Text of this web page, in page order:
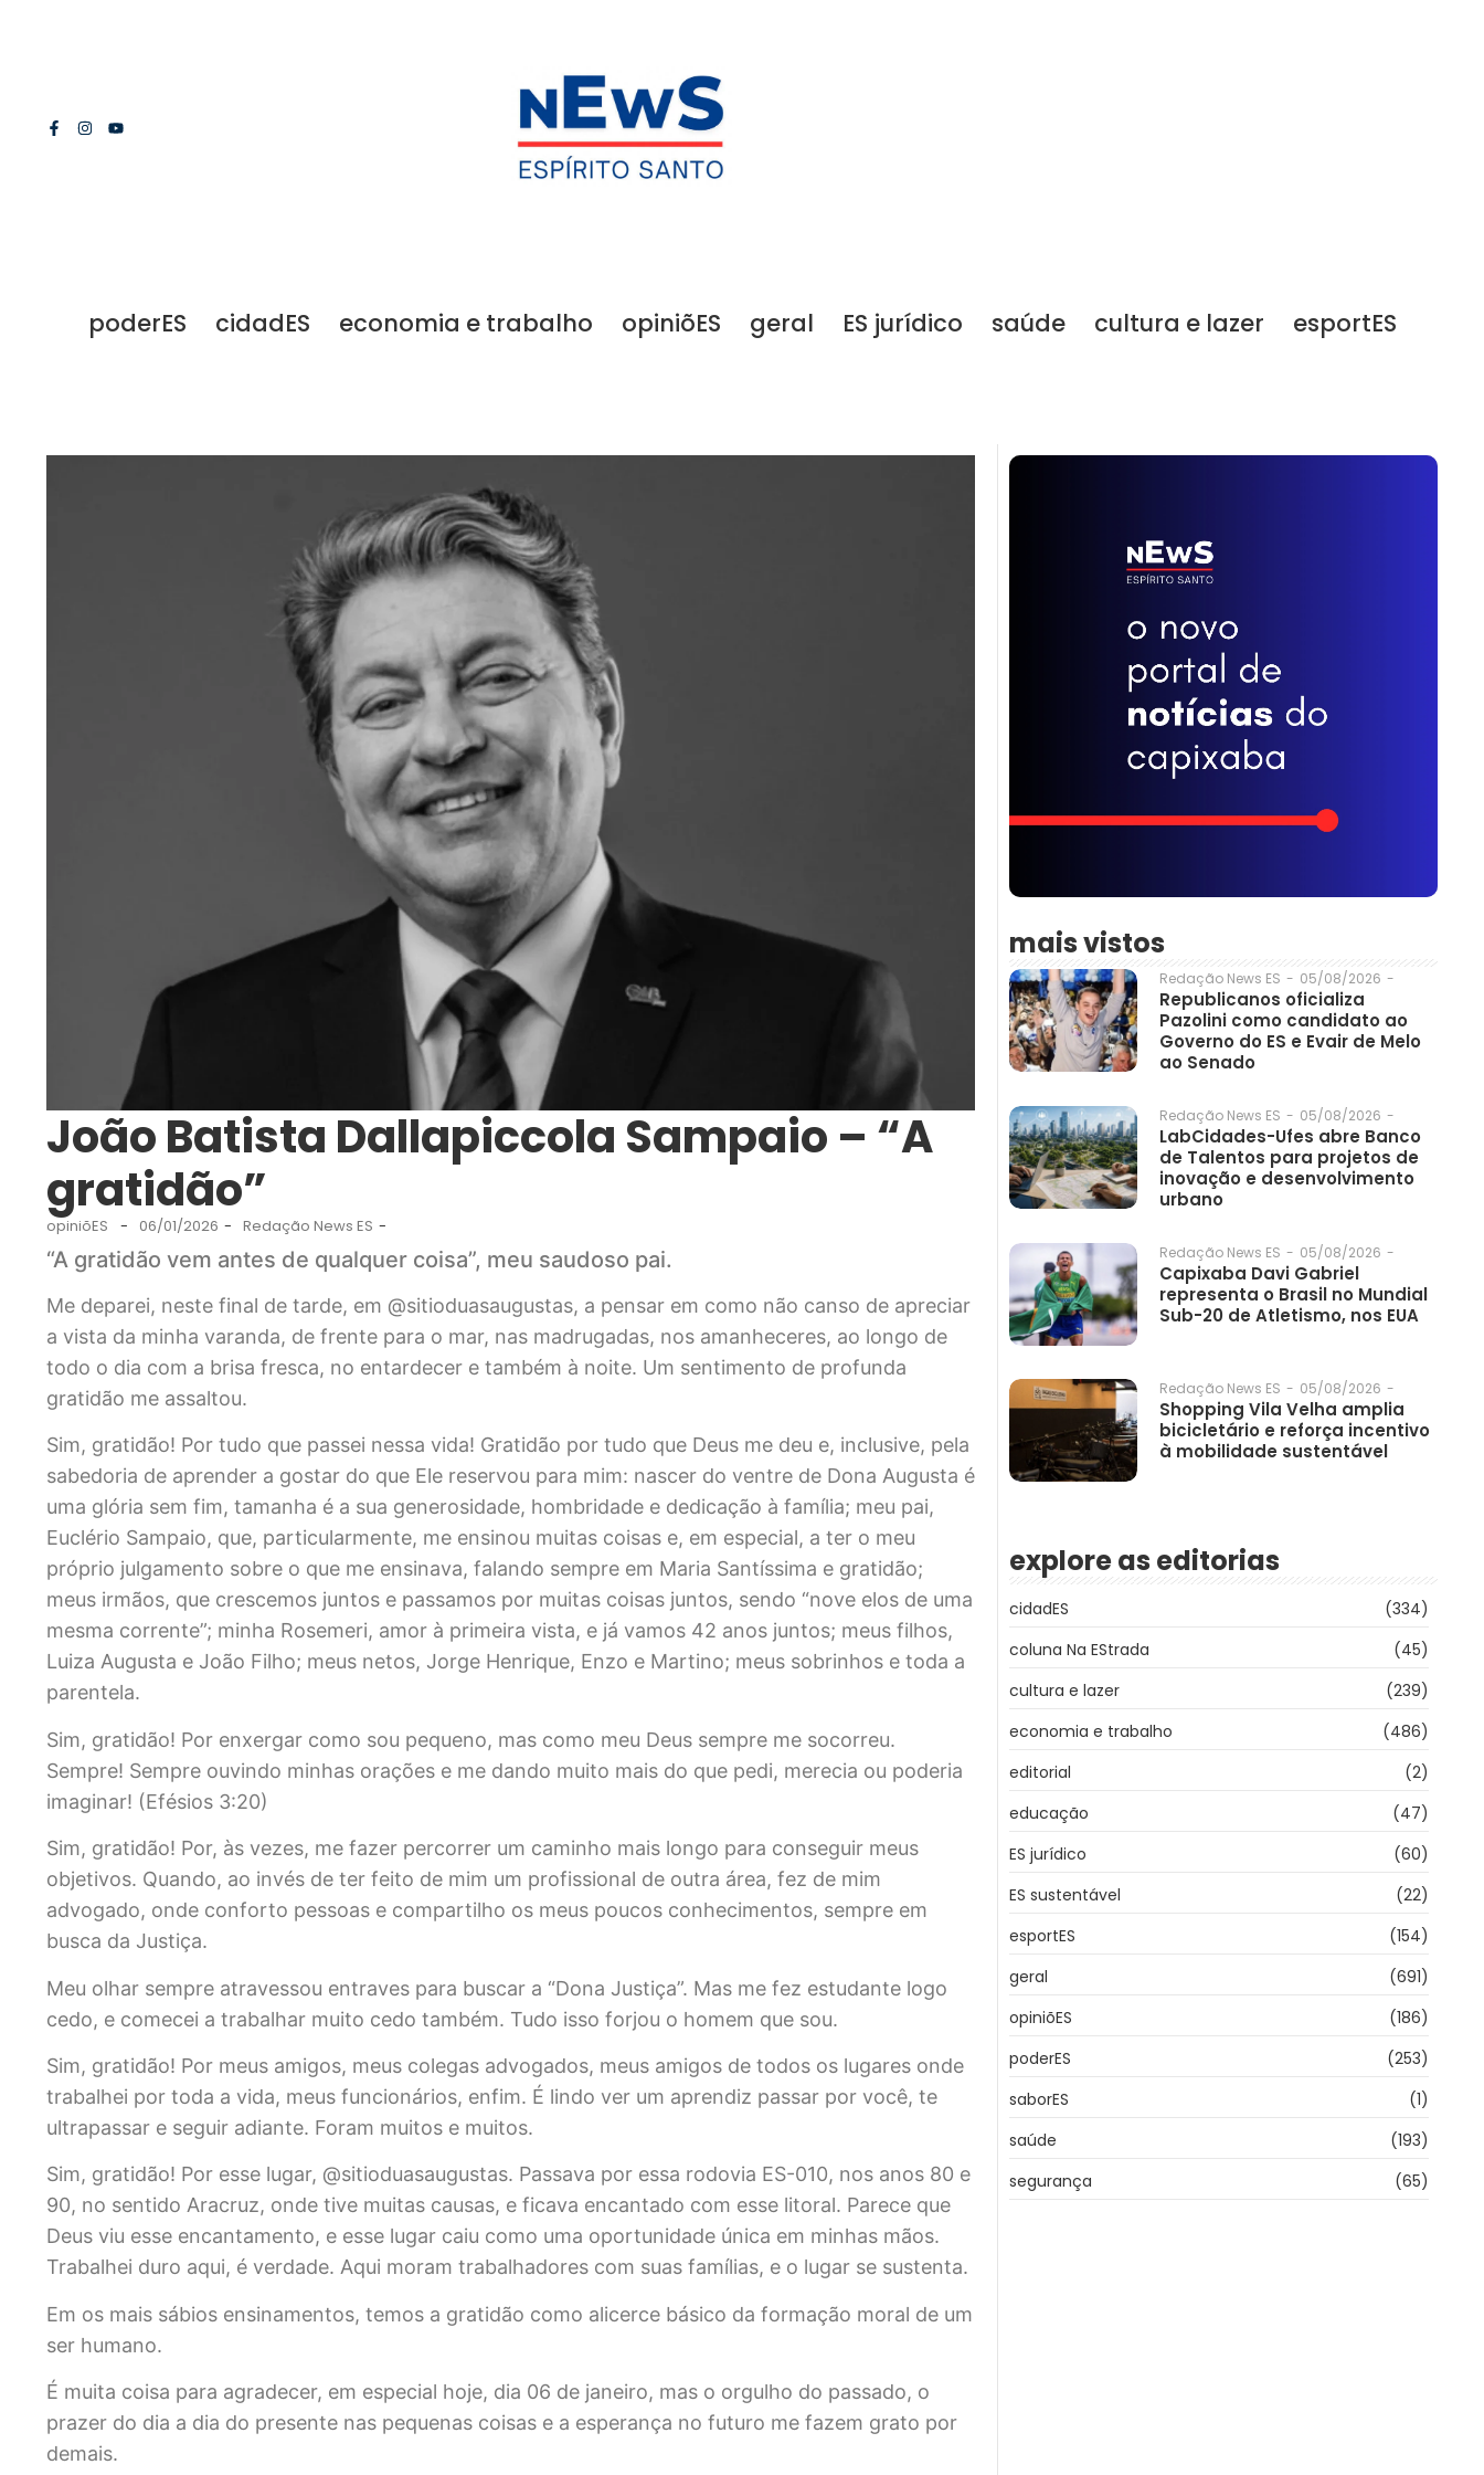
poderES cidadES economia e trabalho opiniõES geral ES jurídico saúde cultura e lazer esportES
João Batista Dallapiccola Sampaio – “A
gratidão”
opiniõES - 06/01/2026 - Redação News ES -
“A gratidão vem antes de qualquer coisa”, meu saudoso pai.
Me deparei, neste final de tarde, em @sitioduasaugustas, a pensar em como não canso de apreciar
a vista da minha varanda, de frente para o mar, nas madrugadas, nos amanheceres, ao longo de
todo o dia com a brisa fresca, no entardecer e também à noite. Um sentimento de profunda
gratidão me assaltou.
Sim, gratidão! Por tudo que passei nessa vida! Gratidão por tudo que Deus me deu e, inclusive, pela
sabedoria de aprender a gostar do que Ele reservou para mim: nascer do ventre de Dona Augusta é
uma glória sem fim, tamanha é a sua generosidade, hombridade e dedicação à família; meu pai,
Euclério Sampaio, que, particularmente, me ensinou muitas coisas e, em especial, a ter o meu
próprio julgamento sobre o que me ensinava, falando sempre em Maria Santíssima e gratidão;
meus irmãos, que crescemos juntos e passamos por muitas coisas juntos, sendo “nove elos de uma
mesma corrente”; minha Rosemeri, amor à primeira vista, e já vamos 42 anos juntos; meus filhos,
Luiza Augusta e João Filho; meus netos, Jorge Henrique, Enzo e Martino; meus sobrinhos e toda a
parentela.
Sim, gratidão! Por enxergar como sou pequeno, mas como meu Deus sempre me socorreu.
Sempre! Sempre ouvindo minhas orações e me dando muito mais do que pedi, merecia ou poderia
imaginar! (Efésios 3:20)
Sim, gratidão! Por, às vezes, me fazer percorrer um caminho mais longo para conseguir meus
objetivos. Quando, ao invés de ter feito de mim um profissional de outra área, fez de mim
advogado, onde conforto pessoas e compartilho os meus poucos conhecimentos, sempre em
busca da Justiça.
Meu olhar sempre atravessou entraves para buscar a “Dona Justiça”. Mas me fez estudante logo
cedo, e comecei a trabalhar muito cedo também. Tudo isso forjou o homem que sou.
Sim, gratidão! Por meus amigos, meus colegas advogados, meus amigos de todos os lugares onde
trabalhei por toda a vida, meus funcionários, enfim. É lindo ver um aprendiz passar por você, te
ultrapassar e seguir adiante. Foram muitos e muitos.
Sim, gratidão! Por esse lugar, @sitioduasaugustas. Passava por essa rodovia ES-010, nos anos 80 e
90, no sentido Aracruz, onde tive muitas causas, e ficava encantado com esse litoral. Parece que
Deus viu esse encantamento, e esse lugar caiu como uma oportunidade única em minhas mãos.
Trabalhei duro aqui, é verdade. Aqui moram trabalhadores com suas famílias, e o lugar se sustenta.
Em os mais sábios ensinamentos, temos a gratidão como alicerce básico da formação moral de um
ser humano.
É muita coisa para agradecer, em especial hoje, dia 06 de janeiro, mas o orgulho do passado, o
prazer do dia a dia do presente nas pequenas coisas e a esperança no futuro me fazem grato por
demais.
mais vistos
Redação News ES - 05/08/2026 -
Republicanos oficializa
Pazolini como candidato ao
Governo do ES e Evair de Melo
ao Senado
Redação News ES - 05/08/2026 -
LabCidades-Ufes abre Banco
de Talentos para projetos de
inovação e desenvolvimento
urbano
Redação News ES - 05/08/2026 -
Capixaba Davi Gabriel
representa o Brasil no Mundial
Sub-20 de Atletismo, nos EUA
Redação News ES - 05/08/2026 -
Shopping Vila Velha amplia
bicicletário e reforça incentivo
à mobilidade sustentável
explore as editorias
cidadES
(334)
coluna Na EStrada
(45)
cultura e lazer
(239)
economia e trabalho
(486)
editorial
(2)
educação
(47)
ES jurídico
(60)
ES sustentável
(22)
esportES
(154)
geral
(691)
opiniõES
(186)
poderES
(253)
saborES
(1)
saúde
(193)
segurança
(65)